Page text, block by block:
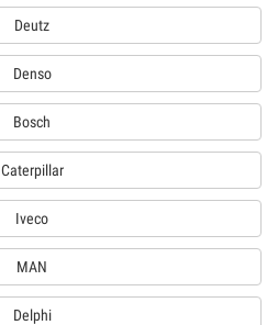
Deutz
Denso
Bosch
Caterpillar
Iveco
MAN
Delphi